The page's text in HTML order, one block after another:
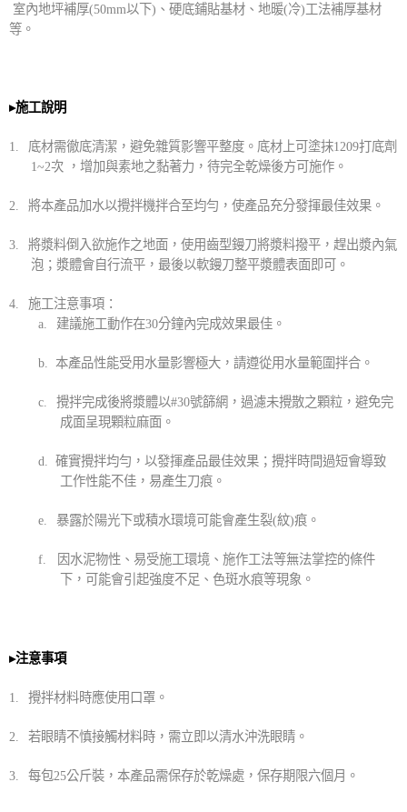
室內地坪補厚(50mm以下) 、硬底鋪貼基材、地暖(冷)工法補厚基材
等。
▸施工說明
1. 底材需徹底清潔，避免雜質影響平整度。底材上可塗抹1209打底劑
1~2次 ，增加與素地之黏著力，待完全乾燥後方可施作。
2. 將本產品加水以攪拌機拌合至均勻，使產品充分發揮最佳效果。
3.
將漿料倒入欲施作之地面，使用齒型鏝刀將漿料撥平，趕出漿內氣
泡；漿體會自行流平，最後以軟鏝刀整平漿體表面即可。
4.
施工注意事項：
a.
建議施工動作在30分鐘內完成效果最佳。
b. 本產品性能受用水量影響極大，請遵從用水量範圍拌合 。
c. 攪拌完成後將漿體以#30號篩網，過濾未攪散之顆粒，避免完
成面呈現顆粒麻面。
d. 確實攪拌均勻，以發揮產品最佳效果；攪拌時間過短會導致
工作性能不佳，易產生刀痕。
e. 暴露於陽光下或積水環境可能會產生裂(紋)痕。
f.
因水泥物性、易受施工環境、施作工法等無法掌控的條件
下，可能會引起強度不足、色斑水痕等現象。
▸注意事項
1. 攪拌材料時應使用口罩。
2. 若眼睛不慎接觸材料時，需立即以清水沖洗眼睛。
3. 每包25公斤裝，本產品需保存於乾燥處，保存期限六個月。